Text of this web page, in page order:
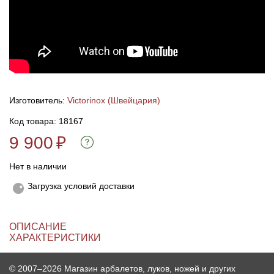
Изготовитель: Victorinox (Швейцария)
Код товара: 18167
9 900₽
Нет в наличии
Загрузка условий доставки
ОПИСАНИЕ
ХАРАКТЕРИСТИКИ
© 2007–2026 Магазин арбалетов, луков, ножей и других
Полочки для лука
Плунжеры для лука
Ножи складные